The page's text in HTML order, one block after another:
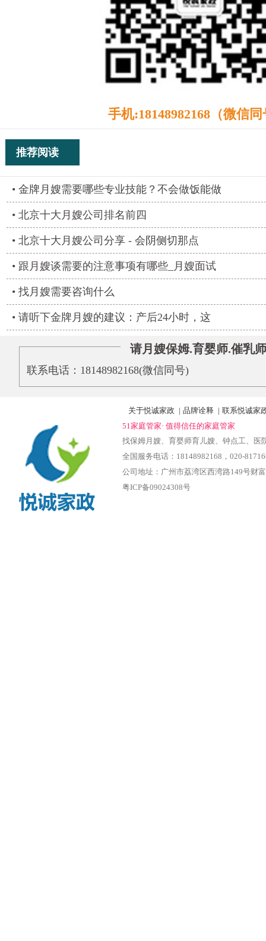
手机:18148982168（微信
推荐阅读
金牌月嫂需要哪些专业技能？不会做饭能做
北京十大月嫂公司排名前四
北京十大月嫂公司分享 - 会阴侧切那点
跟月嫂谈需要的注意事项有哪些_月嫂面试
找月嫂需要咨询什么
请听下金牌月嫂的建议：产后24小时，这
请月嫂保姆.育婴师.催乳师
联系电话：18148982168(微信同号)‬
关于悦诚家政 | 品牌诠释 | 联系悦诚家
51家庭管家· 值得信任的家庭管家
找保姆月嫂、育婴师育儿嫂、钟点工、医
全国服务电话：18148982168‬，020-
公司地址：广州市荔湾区西湾路149号财
粤ICP备09024308号